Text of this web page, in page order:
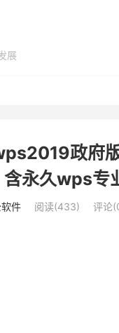
展
政府
永久wps专
件 阅读(433) 评论